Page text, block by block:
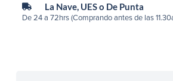
La Nave, UES o De Punta
De 24 a 72hrs (Comprando antes de las